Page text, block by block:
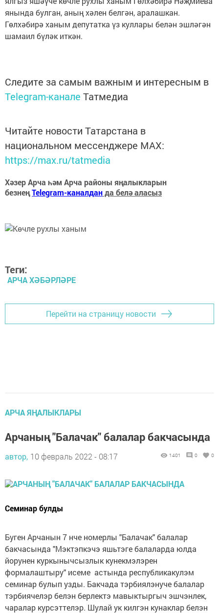
янында булган, аның хәлен белгән, аралашкан.
Гөлхәбирә ханым депутатка үз куллары белән эшләгән
шамаил бүләк иткән.
Следите за самым важным и интересным в
Telegram-канале Татмедиа
Читайте новости Татарстана в
национальном мессенджере MАХ:
https://max.ru/tatmedia
Хәзер Арча һәм Арча районы яңалыкларын
безнеңTelegram-каналданда белә аласыз
Теги:
АРЧА ХӘБӘРЛӘРЕ
Перейти на страницу новости
АРЧА ЯҢАЛЫКЛАРЫ
Арчаның "Балачак" балалар бакчасында
автор, 10 февраль 2022 - 08:17 1401 0 0
Семинар булды
Буген Арчанын 7 нче номерлы "Балачак" балалар
бакчасында "Мэктэпкэчэ яшьтэге балаларда юлда
йорунен куркынычсызлык кунекмэлэрен
формалаштыру" исеме астында республикакулэм
семинар булып узды. Бакчада тэрбиялэнуче балалар
тэрбиячелэр белэн берлектэ мавыктыргыч эшчэнлек,
чаралар курсэттелэр. Шулай ук килгэн кунаклар белэн